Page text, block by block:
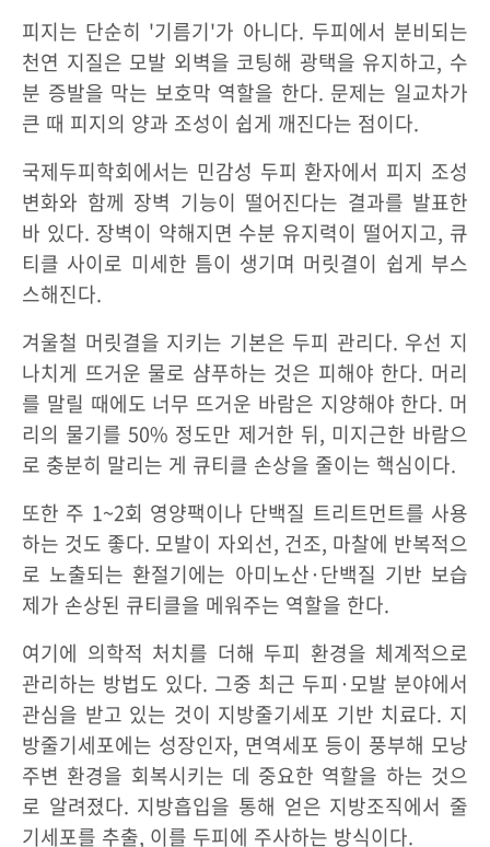
피지는 단순히 '기름기'가 아니다. 두피에서 분비되는
천연 지질은 모발 외벽을 코팅해 광택을 유지하고, 수
분 증발을 막는 보호막 역할을 한다. 문제는 일교차가
큰 때 피지의 양과 조성이 쉽게 깨진다는 점이다.
국제두피학회에서는 민감성 두피 환자에서 피지 조성
변화와 함께 장벽 기능이 떨어진다는 결과를 발표한
바 있다. 장벽이 약해지면 수분 유지력이 떨어지고, 큐
티클 사이로 미세한 틈이 생기며 머릿결이 쉽게 부스
스해진다.
겨울철 머릿결을 지키는 기본은 두피 관리다. 우선 지
나치게 뜨거운 물로 샴푸하는 것은 피해야 한다. 머리
를 말릴 때에도 너무 뜨거운 바람은 지양해야 한다. 머
리의 물기를 50% 정도만 제거한 뒤, 미지근한 바람으
로 충분히 말리는 게 큐티클 손상을 줄이는 핵심이다.
또한 주 1~2회 영양팩이나 단백질 트리트먼트를 사용
하는 것도 좋다. 모발이 자외선, 건조, 마찰에 반복적으
로 노출되는 환절기에는 아미노산·단백질 기반 보습
제가 손상된 큐티클을 메워주는 역할을 한다.
여기에 의학적 처치를 더해 두피 환경을 체계적으로
관리하는 방법도 있다. 그중 최근 두피·모발 분야에서
관심을 받고 있는 것이 지방줄기세포 기반 치료다. 지
방줄기세포에는 성장인자, 면역세포 등이 풍부해 모낭
주변 환경을 회복시키는 데 중요한 역할을 하는 것으
로 알려졌다. 지방흡입을 통해 얻은 지방조직에서 줄
기세포를 추출, 이를 두피에 주사하는 방식이다.